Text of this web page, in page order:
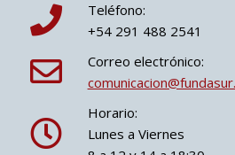
Teléfono:
+54 291 488 2541
Correo electrónico:
Horario:
Lunes a Viernes